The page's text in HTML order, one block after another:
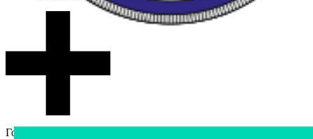
Гостевой доступ